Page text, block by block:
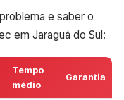
e saber o
em Jaraguá do Sul:
Tempo
médio
Garantia